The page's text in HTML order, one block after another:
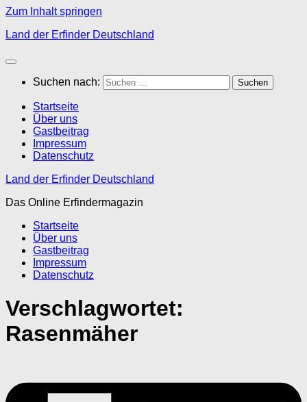
Zum Inhalt springen
Land der Erfinder Deutschland
Suchen nach:
Startseite
Über uns
Gastbeitrag
Impressum
Datenschutz
Land der Erfinder Deutschland
Das Online Erfindermagazin
Startseite
Über uns
Gastbeitrag
Impressum
Datenschutz
Verschlagwortet:
Rasenmäher